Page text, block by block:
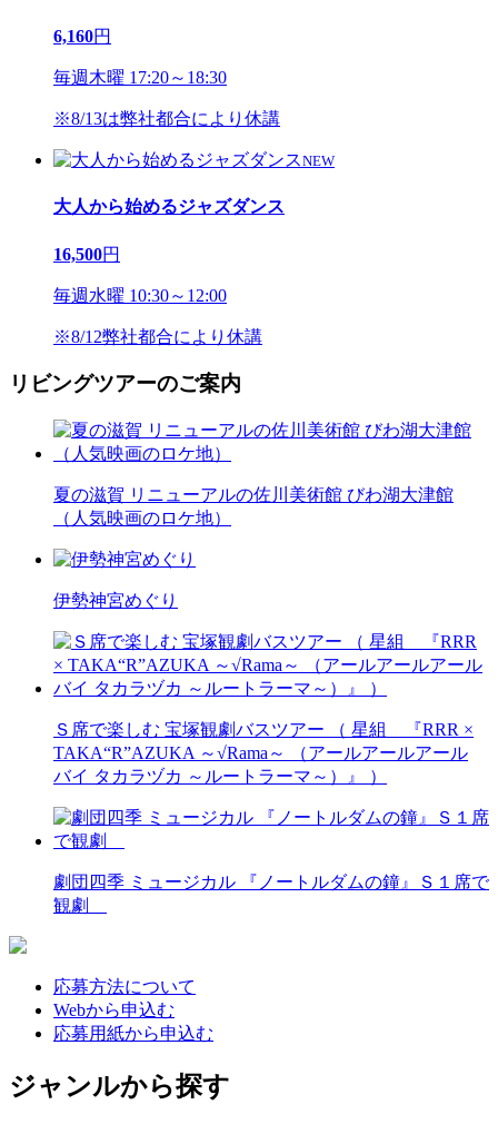
6,160円
毎週木曜 17:20～18:30
※8/13は弊社都合により休講
NEW
大人から始めるジャズダンス
16,500円
毎週水曜 10:30～12:00
※8/12弊社都合により休講
リビングツアーのご案内
夏の滋賀 リニューアルの佐川美術館 びわ湖大津館
（人気映画のロケ地）
伊勢神宮めぐり
Ｓ席で楽しむ 宝塚観劇バスツアー （ 星組 『RRR ×
TAKA“R”AZUKA ～√Rama～ （アールアールアール
バイ タカラヅカ ～ルートラーマ～）』 ）
劇団四季 ミュージカル 『ノートルダムの鐘』Ｓ１席で
観劇
応募方法について
Webから申込む
応募用紙から申込む
ジャンルから探す